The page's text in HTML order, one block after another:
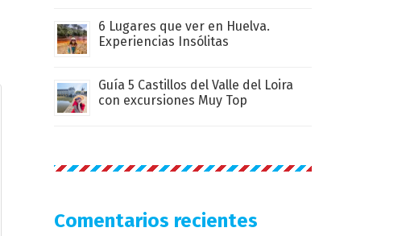
6 Lugares que ver en Huelva.
Experiencias Insólitas
Guía 5 Castillos del Valle del Loira
con excursiones Muy Top
Comentarios recientes